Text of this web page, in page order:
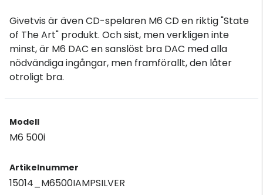
Givetvis är även CD-spelaren M6 CD en riktig "State
of The Art" produkt. Och sist, men verkligen inte
minst, är M6 DAC en sanslöst bra DAC med alla
nödvändiga ingångar, men framförallt, den låter
otroligt bra.
Modell
M6 500i
Artikelnummer
15014_M6500IAMPSILVER